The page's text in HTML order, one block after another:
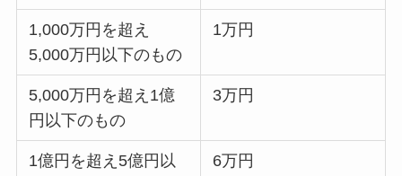
1,000万円を超え
5,000万円以下のもの
1万円
5,000万円を超え1億
円以下のもの
3万円
1億円を超え5億円以
6万円